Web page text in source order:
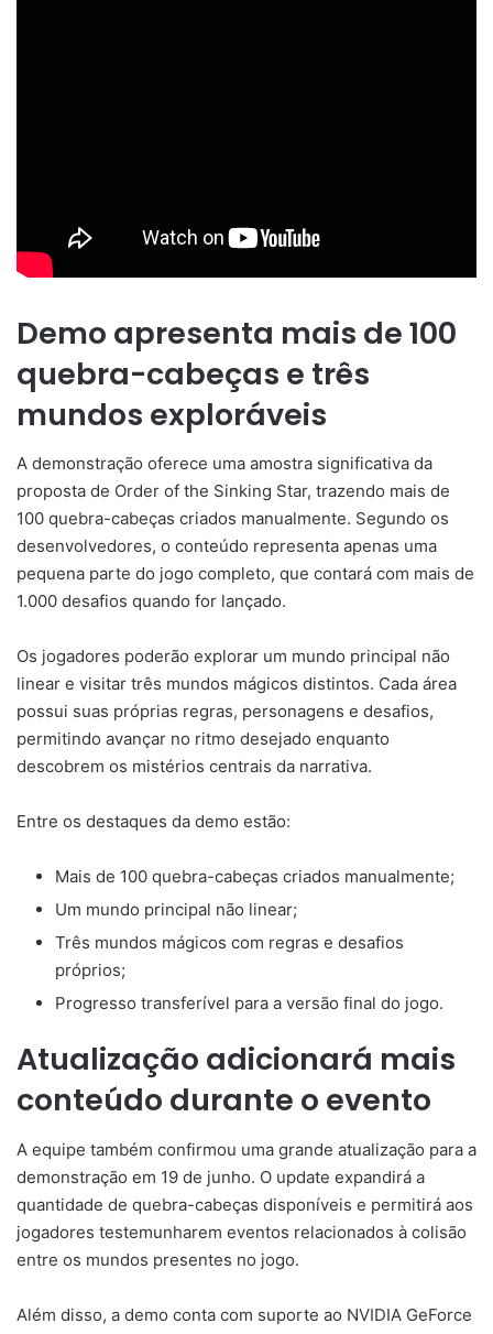
Demo apresenta mais de 100
quebra-cabeças e três
mundos exploráveis
A demonstração oferece uma amostra significativa da
proposta de Order of the Sinking Star, trazendo mais de
100 quebra-cabeças criados manualmente. Segundo os
desenvolvedores, o conteúdo representa apenas uma
pequena parte do jogo completo, que contará com mais de
1.000 desafios quando for lançado.
Os jogadores poderão explorar um mundo principal não
linear e visitar três mundos mágicos distintos. Cada área
possui suas próprias regras, personagens e desafios,
permitindo avançar no ritmo desejado enquanto
descobrem os mistérios centrais da narrativa.
Entre os destaques da demo estão:
Mais de 100 quebra-cabeças criados manualmente;
Um mundo principal não linear;
Três mundos mágicos com regras e desafios
próprios;
Progresso transferível para a versão final do jogo.
Atualização adicionará mais
conteúdo durante o evento
A equipe também confirmou uma grande atualização para a
demonstração em 19 de junho. O update expandirá a
quantidade de quebra-cabeças disponíveis e permitirá aos
jogadores testemunharem eventos relacionados à colisão
entre os mundos presentes no jogo.
Além disso, a demo conta com suporte ao NVIDIA GeForce